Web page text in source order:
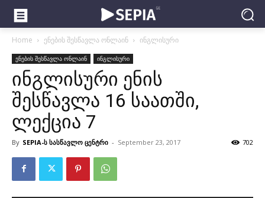
Home ენების შესწავლა ონლაინ ინგლისური
ენების შესწავლა ონლაინ ინგლისური
ინგლისური ენის
შესწავლა 16 საათში,
ლექცია 7
By SEPIA-ს სასწავლო ცენტრი - September 23, 2017 702